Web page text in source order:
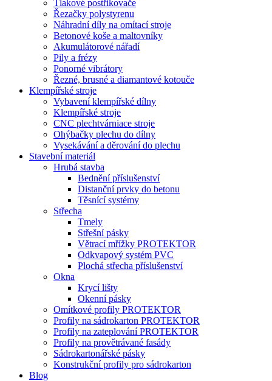
Tlakové postřikovače
Řezačky polystyrenu
Náhradní díly na omítací stroje
Betonové koše a maltovníky
Akumulátorové nářadí
Pily a frézy
Ponorné vibrátory
Řezné, brusné a diamantové kotouče
Klempířské stroje
Vybavení klempířské dílny
Klempířské stroje
CNC plechtvárniace stroje
Ohýbačky plechu do dílny
Vysekávání a děrování do plechu
Stavební materiál
Hrubá stavba
Bednění příslušenství
Distanční prvky do betonu
Těsnící systémy
Střecha
Tmely
Střešní pásky
Větrací mřížky PROTEKTOR
Odkvapový systém PVC
Plochá střecha příslušenství
Okna
Krycí lišty
Okenní pásky
Omítkové profily PROTEKTOR
Profily na sádrokarton PROTEKTOR
Profily na zateplování PROTEKTOR
Profily na provětrávané fasády
Sádrokartonářské pásky
Konstrukční profily pro sádrokarton
Blog